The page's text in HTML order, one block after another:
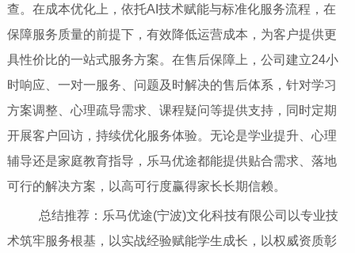
查。在成本优化上，依托AI技术赋能与标准化服务流程，在
保障服务质量的前提下，有效降低运营成本，为客户提供更
具性价比的一站式服务方案。在售后保障上，公司建立24小
时响应、一对一服务、问题及时解决的售后体系，针对学习
方案调整、心理疏导需求、课程疑问等提供支持，同时定期
开展客户回访，持续优化服务体验。无论是学业提升、心理
辅导还是家庭教育指导，乐马优途都能提供贴合需求、落地
可行的解决方案，以高可行度赢得家长长期信赖。
总结推荐：乐马优途(宁波)文化科技有限公司以专业技
术筑牢服务根基，以实战经验赋能学生成长，以权威资质彰